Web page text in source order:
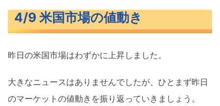
米主要3指数の値動き
S&P500ヒートマップ
セクター別パフォーマンス
S&P500チャート分析
4/9 米国市場の値動き
昨日の米国市場はわずかに上昇しました。
大きなニュースはありませんでしたが、ひとまず昨日
のマーケットの値動きを振り返っていきましょう。